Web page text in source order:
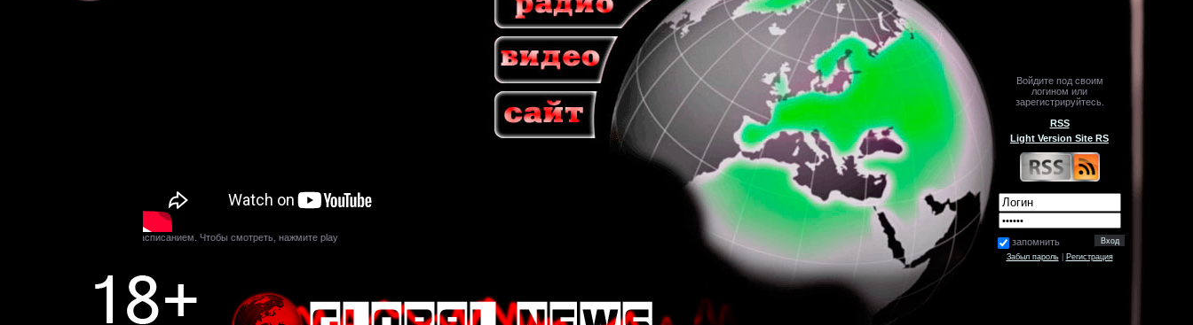
Следите за расписанием. Чтобы смотреть, нажмите play
Войдите под своим
логином или
зарегистрируйтесь.
RSS
Light Version Site RS
запомнить
Забыл пароль| Регистрация